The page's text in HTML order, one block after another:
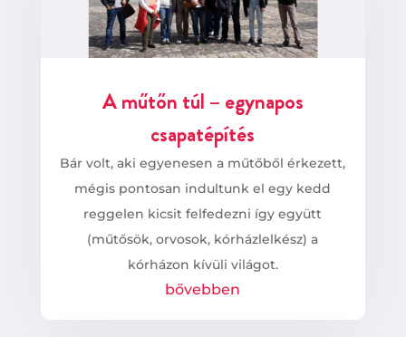
A műtőn túl – egynapos
csapatépítés
Bár volt, aki egyenesen a műtőből érkezett,
mégis pontosan indultunk el egy kedd
reggelen kicsit felfedezni így együtt
(műtősök, orvosok, kórházlelkész) a
kórházon kívüli világot.
bővebben